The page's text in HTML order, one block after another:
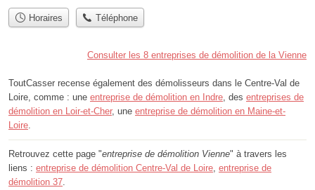
Horaires Téléphone
Consulter les 8 entreprises de démolition de la Vienne
ToutCasser recense également des démolisseurs dans le Centre-Val de
Loire, comme : une entreprise de démolition en Indre , des entreprises de
démolition en Loir-et-Cher, une entreprise de démolition en Maine-et-
Loire
Retrouvez cette page "entreprise de démolition Vienne" à travers les
liens : entreprise de démolition Centre-Val de Loire entreprise de
démolition 37